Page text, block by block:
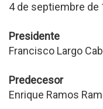
4 de septiembre de
Presidente
Francisco Largo
Predecesor
Enrique Ramos